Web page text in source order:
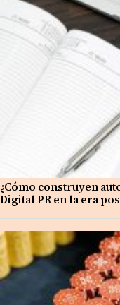
¿Cómo construyen
Digital PR en la era